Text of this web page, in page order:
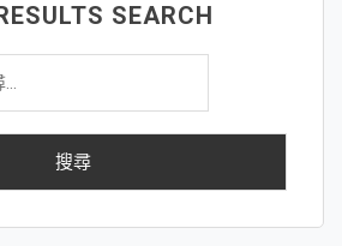
練
武
SEARCH